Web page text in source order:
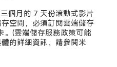
個月的 7 天份滾動式影片
空間，必須訂閱雲端儲存
。(雲端儲存服務政策可能
的詳細資訊，請參閱米